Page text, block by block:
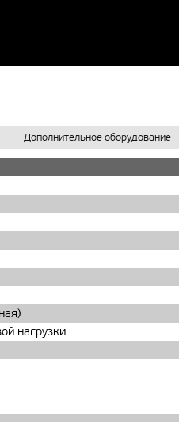
Дополнительное оборудование
нагрузки